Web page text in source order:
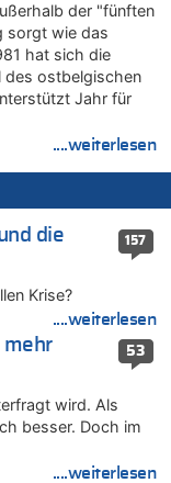
amtlich
amtlich
zu
werden
zu
amtlich
amtlich
amtlich
amtlich
amtlich
und neuer
der "fünften
sorgt wie das
hat sich die
des ostbelgischen
Jahr für
....weiterlesen
157
die
Krise?
....weiterlesen
53
mehr
wird. Als
besser. Doch im
....weiterlesen